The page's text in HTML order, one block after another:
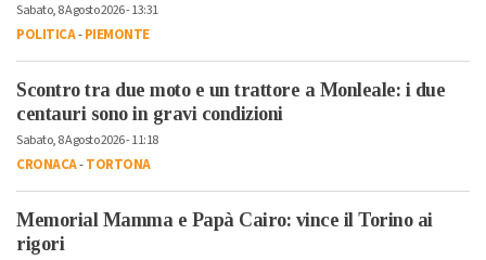
Sabato, 8 Agosto 2026 - 13:31
POLITICA-PIEMONTE
Scontro tra due moto e un trattore a Monleale: i due
centauri sono in gravi condizioni
Sabato, 8 Agosto 2026 - 11:18
CRONACA-TORTONA
Memorial Mamma e Papà Cairo: vince il Torino ai
rigori